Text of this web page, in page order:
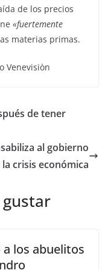
de los precios
«fuertemente
materias primas.
Venevisiòn
de tener
al gobierno
crisis económica
a los abuelitos